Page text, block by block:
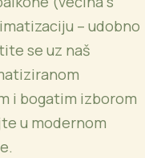
– udobno
se uz naš
i bogatim izborom
u modernom